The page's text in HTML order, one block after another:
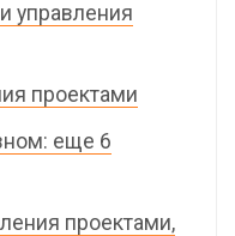
управления
проектами
еще 6
проектами,